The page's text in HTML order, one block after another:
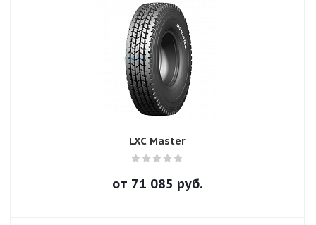
LXC Master
от 71 085 руб.